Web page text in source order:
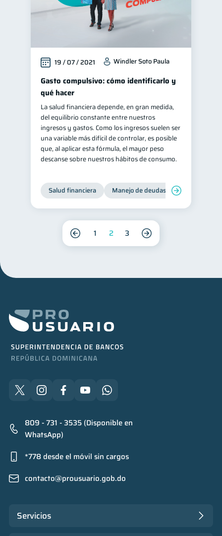
19 / 07 / 2021 Windler Soto Paula
Gasto compulsivo: cómo identificarlo y
qué hacer
La salud financiera depende, en gran medida,
del equilibrio constante entre nuestros
ingresos y gastos. Como los ingresos suelen ser
una variable más difícil de controlar, es posible
que, al aplicar esta fórmula, el mayor peso
descanse sobre nuestros hábitos de consumo.
Salud financiera Manejo de deudas
1 2 3
809 - 731 - 3535 (Disponible en
WhatsApp)
*778 desde el móvil sin cargos
contacto@prousuario.gob.do
Servicios